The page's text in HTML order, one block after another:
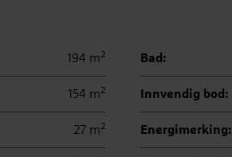
194 m2
154 m2
27 m2
Bad:
Innvendig bod:
Energimerking: